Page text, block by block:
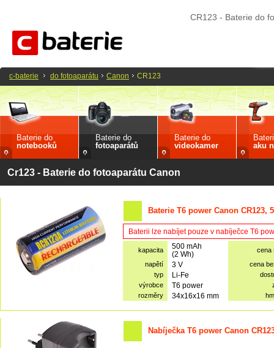
CR123 - Baterie do
Baterie do
notebooků
Baterie do
fotoaparátů
Baterie do
videokamer
aku
Cr123 - Baterie do fotoaparátu Canon
Baterie T6 power Canon CR123,
Baterii lze nabíjet pouze v nabíječce T6
kapacita
500 mAh
(2 Wh)
cena
napětí
3 V
cena
typ
Li-Fe
výrobce
T6 power
rozměry
34x16x16 mm
Nabíječka T6 power Canon
c-baterie do fotoaparátu Canon CR123